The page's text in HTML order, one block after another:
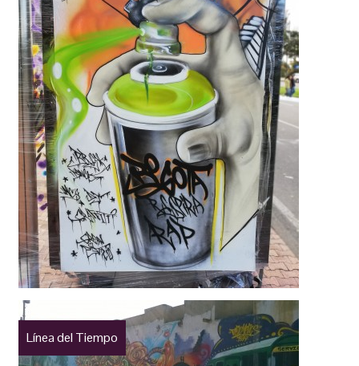
Línea del Tiempo